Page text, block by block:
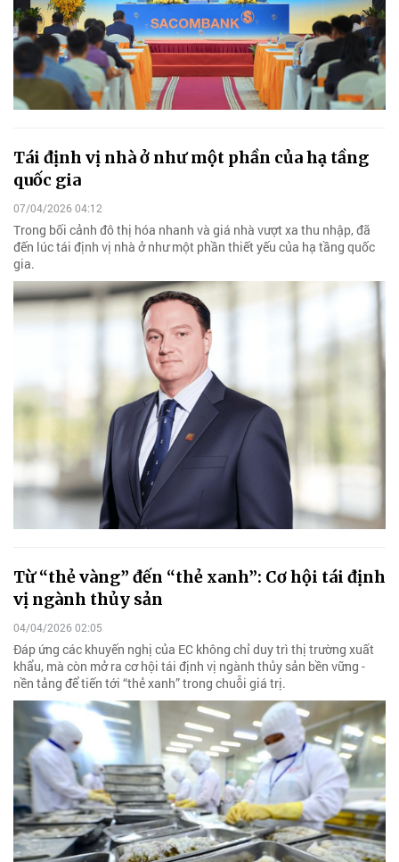
Tái định vị nhà ở như một phần của hạ tầng
quốc gia
07/04/2026 04:12
Trong bối cảnh đô thị hóa nhanh và giá nhà vượt xa thu nhập, đã
đến lúc tái định vị nhà ở như một phần thiết yếu của hạ tầng quốc
gia.
Từ “thẻ vàng” đến “thẻ xanh”: Cơ hội tái định
vị ngành thủy sản
04/04/2026 02:05
Đáp ứng các khuyến nghị của EC không chỉ duy trì thị trường xuất
khẩu, mà còn mở ra cơ hội tái định vị ngành thủy sản bền vững -
nền tảng để tiến tới “thẻ xanh” trong chuỗi giá trị.